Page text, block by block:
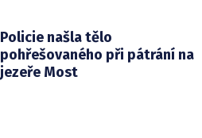
Policie našla tělo
pohřešovaného při pátrání na
jezeře Most